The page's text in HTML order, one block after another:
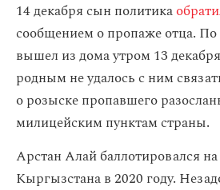
14 декабря сын политика
сообщением о пропаже отца.
вышел из дома утром 13
родным не удалось с ним
о розыске пропавшего
милицейским пунктам страны.
Арстан Алай баллотировался
Кыргызстана в 2020 году.